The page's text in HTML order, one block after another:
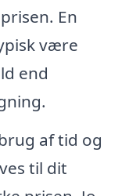
En
være
end
af tid og
til dit